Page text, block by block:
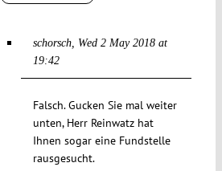
schorsch
Wed 2 May 2018 at
19:42
Falsch. Gucken Sie mal weiter
unten, Herr Reinwatz hat
Ihnen sogar eine Fundstelle
rausgesucht.